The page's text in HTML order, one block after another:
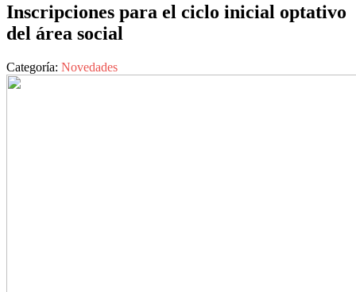
Inscripciones para el ciclo inicial optativo
del área social
Categoría: Novedades